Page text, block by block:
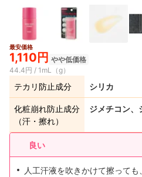
最安価格
1,110円 やや低価格
44.4円 / 1mL（g）
テカリ防止成分 シリカ
化粧崩れ防止成分
（汗・擦れ）
ジメチコン、
良い
人工汗液を吹きかけて擦って